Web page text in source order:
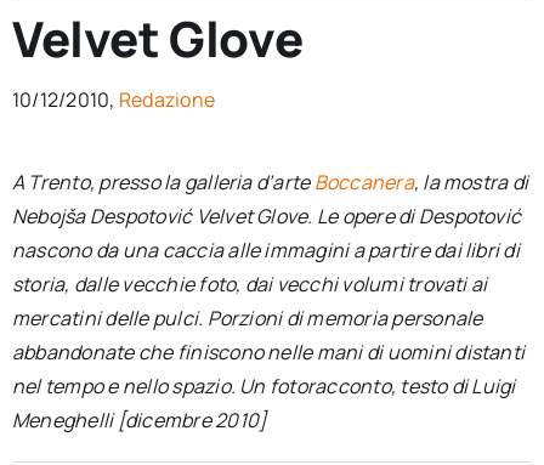
Ricerca e divulgazione
Sezioni
Chi siamo
Cerca
per:
Newsletter
Ita
Velvet Glove
10/12/2010, Redazione
A Trento, presso la galleria d’arteBoccanera, la mostra di
Nebojša Despotović Velvet Glove. Le opere di Despotović
nascono da una caccia alle immagini a partire dai libri di
storia, dalle vecchie foto, dai vecchi volumi trovati ai
mercatini delle pulci. Porzioni di memoria personale
abbandonate che finiscono nelle mani di uomini distanti
nel tempo e nello spazio. Un fotoracconto, testo di Luigi
Meneghelli [dicembre 2010]